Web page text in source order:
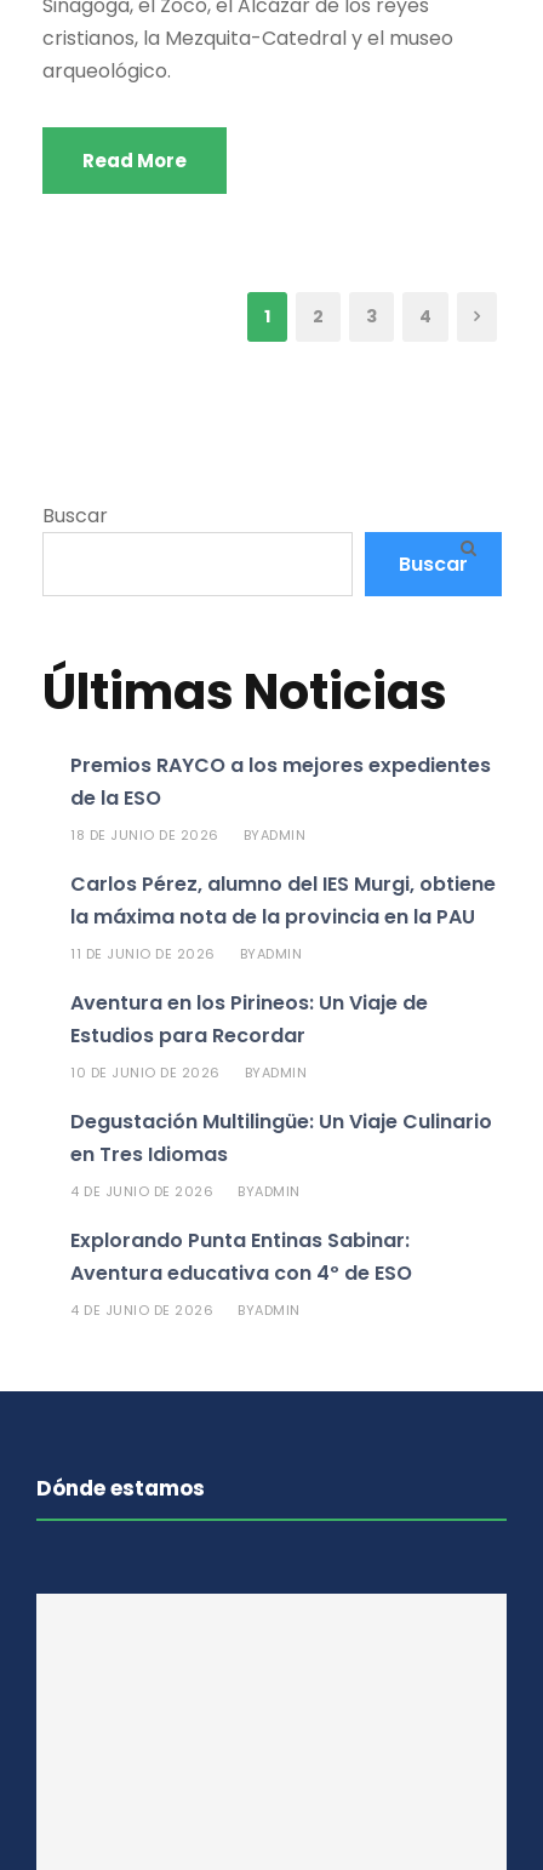
Sinagoga, el Zoco, el Alcázar de los reyes
cristianos, la Mezquita-Catedral y el museo
arqueológico.
Read More
1 2 3 4
Buscar
Buscar
Últimas Noticias
Premios RAYCO a los mejores expedientes
de la ESO
18 DE JUNIO DE 2026 BYADMIN
Carlos Pérez, alumno del IES Murgi, obtiene
la máxima nota de la provincia en la PAU
11 DE JUNIO DE 2026 BYADMIN
Aventura en los Pirineos: Un Viaje de
Estudios para Recordar
10 DE JUNIO DE 2026 BYADMIN
Degustación Multilingüe: Un Viaje Culinario
en Tres Idiomas
4 DE JUNIO DE 2026 BYADMIN
Explorando Punta Entinas Sabinar:
Aventura educativa con 4º de ESO
4 DE JUNIO DE 2026 BYADMIN
Dónde estamos